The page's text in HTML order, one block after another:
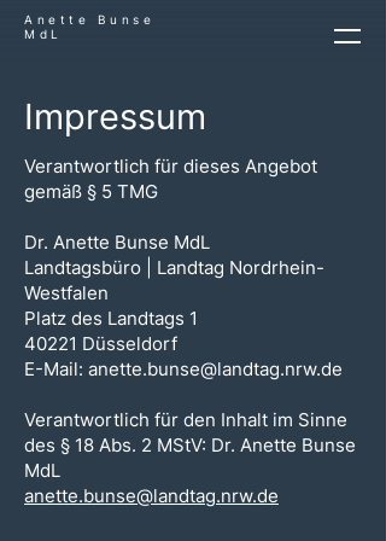
Anette Bunse
MdL
Impressum
Verantwortlich für dieses Angebot
gemäß § 5 TMG
Dr. Anette Bunse MdL
Landtagsbüro | Landtag Nordrhein-
Westfalen
Platz des Landtags 1
40221 Düsseldorf
E-Mail: anette.bunse@landtag.nrw.de
Verantwortlich für den Inhalt im Sinne
des § 18 Abs. 2 MStV: Dr. Anette Bunse
MdL
anette.bunse@landtag.nrw.de